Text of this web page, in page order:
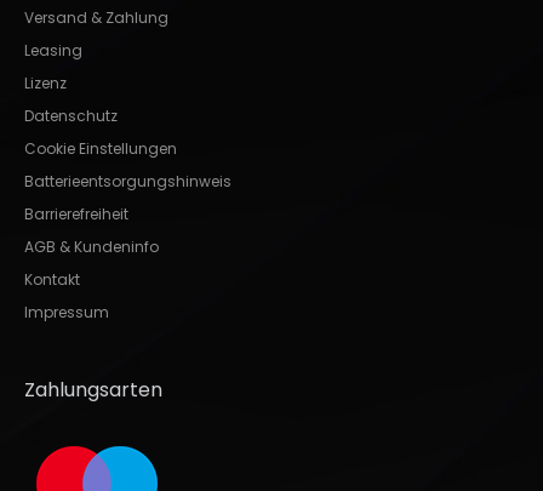
Versand & Zahlung
Leasing
Lizenz
Datenschutz
Cookie Einstellungen
Batterieentsorgungshinweis
Barrierefreiheit
AGB & Kundeninfo
Kontakt
Impressum
Zahlungsarten